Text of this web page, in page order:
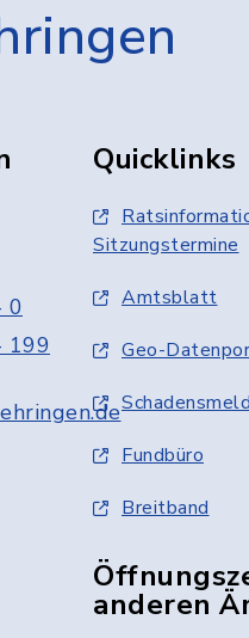
0
199
Quicklinks
Sitzungstermine
Amtsblatt
Geo-
Fundbüro
Breitband
anderen